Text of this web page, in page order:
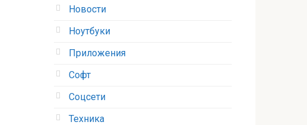
Новости
Ноутбуки
Приложения
Софт
Соцсети
Техника